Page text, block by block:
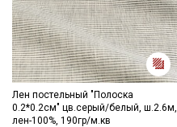
Лен постельный "Полоска
0.2*0.2см" цв.серый/белый, ш.2.6м,
лен-100%, 190гр/м.кв